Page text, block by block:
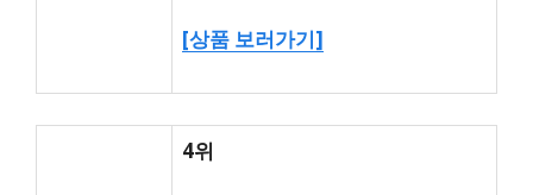
[상품 보러가기]
4위